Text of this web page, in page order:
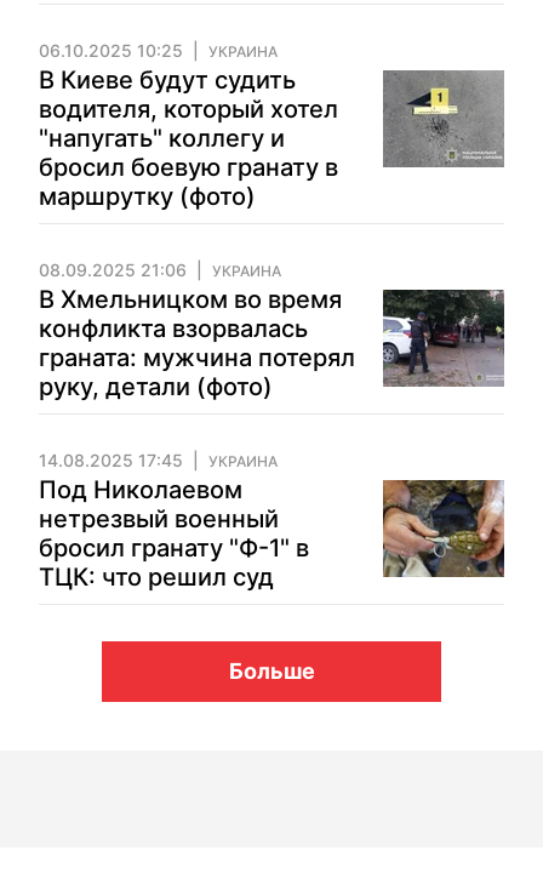
06.10.2025 10:25 УКРАИНА
В Киеве будут судить
водителя, который хотел
"напугать" коллегу и
бросил боевую гранату в
маршрутку (фото)
08.09.2025 21:06 УКРАИНА
В Хмельницком во время
конфликта взорвалась
граната: мужчина потерял
руку, детали (фото)
14.08.2025 17:45 УКРАИНА
Под Николаевом
нетрезвый военный
бросил гранату "Ф-1" в
ТЦК: что решил суд
Больше